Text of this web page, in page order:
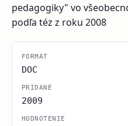
pedagogiky" vo
podľa téz z roku 2008
FORMÁT
DOC
PRIDANÉ
2009
HODNOTENIE